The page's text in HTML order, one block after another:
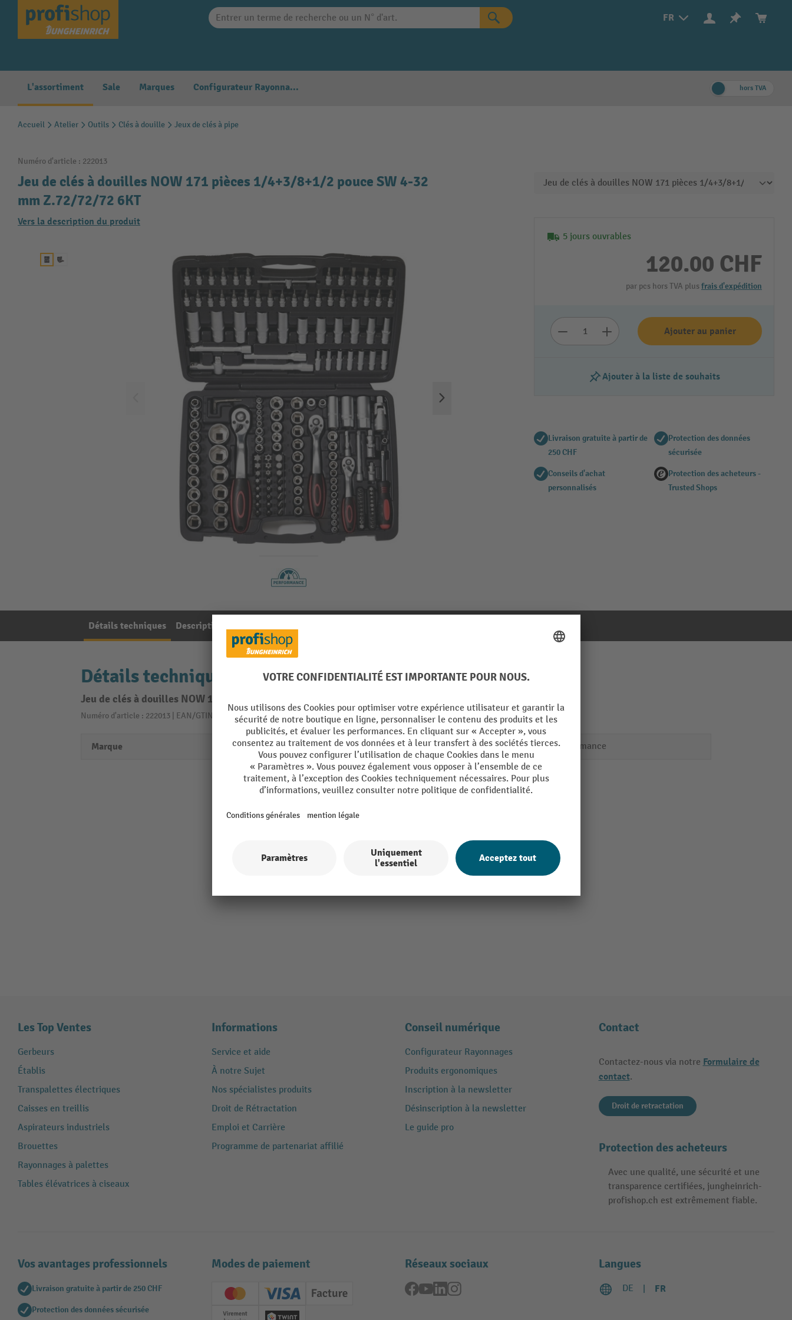
Skip to main navigation FR
L'assortiment Sale Marques Configurateur Rayonnages hors TVA
Accueil Atelier Outils Clés à douille Jeux de clés à pipe
Numéro d'article : 222013
Jeu de clés à douilles NOW 171 pièces 1/4+3/8+1/2 pouce SW 4-32
mm Z.72/72/72 6KT
Vers la description du produit
5 jours ouvrables
120.00 CHF
par pcs hors TVA plus frais d'expédition
Ajouter au panier
Ajouter à la liste de souhaits
Livraison gratuite à partir de
250 CHF
Protection des données
sécurisée
Conseils d'achat
personnalisés
Protection des acheteurs -
Trusted Shops
Détails techniques Description de l'article
Détails techniques
Jeu de clés à douilles NOW 171 pièces 1/4+3/8+1/2 pouce SW 4-32 mm Z.72/72/72 6KT
Numéro d'article : 222013 | EAN/GTIN: 4054773025742 De la catégorie :Jeux de clés à pipe
Marque NOW Rubrique Performance
Les Top Ventes
Gerbeurs
Établis
Transpalettes électriques
Caisses en treillis
Aspirateurs industriels
Brouettes
Rayonnages à palettes
Tables élévatrices à ciseaux
Informations
Service et aide
À notre Sujet
Nos spécialistes produits
Droit de Rétractation
Emploi et Carrière
Programme de partenariat affilié
Conseil numérique
Configurateur Rayonnages
Produits ergonomiques
Inscription à la newsletter
Désinscription à la newsletter
Le guide pro
Contact
Contactez-nous via notre Formulaire de
contact.
Droit de retractation
Protection des acheteurs
Avec une qualité, une sécurité et une
transparence certifiées, jungheinrich-
profishop.ch est extrêmement fiable.
Vos avantages professionnels
Livraison gratuite à partir de 250 CHF
Protection des données sécurisée
Modes de paiement
Creditcard (Master)Creditcard (Visa)
Facture
Réseaux sociaux
Facebook
YouTubeLinkedInInstagram
Langues
DE FR